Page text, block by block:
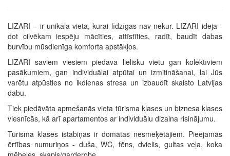
LIZARI – ir unikāla vieta, kurai līdzīgas nav nekur. LIZARI ideja -
dot cilvēkam iespēju mācīties, attīstīties, radīt, baudīt dabas
burvību mūsdienīga komforta apstākļos.
LIZARI saviem viesiem piedāvā lielisku vietu gan kolektīviem
pasākumiem, gan individuālai atpūtai un izmitināšanai, lai Jūs
varētu atpūsties no ikdienas stresa un izbaudīt skaisto Latvijas
dabu.
Tiek piedāvāta apmešanās vieta tūrisma klases un biznesa klases
viesnīcās, kā arī apartamentos ar individuālu dizaina risinājumu.
Tūrisma klases istabiņas ir domātas nesmēķētājiem. Pieejamās
ērtības numuriņos - duša, WC, fēns, dvielis, gultas veļa, koka